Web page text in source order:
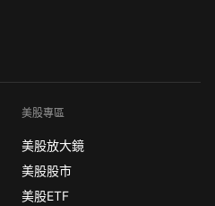
美股專區
美股放大鏡
美股股市
美股ETF